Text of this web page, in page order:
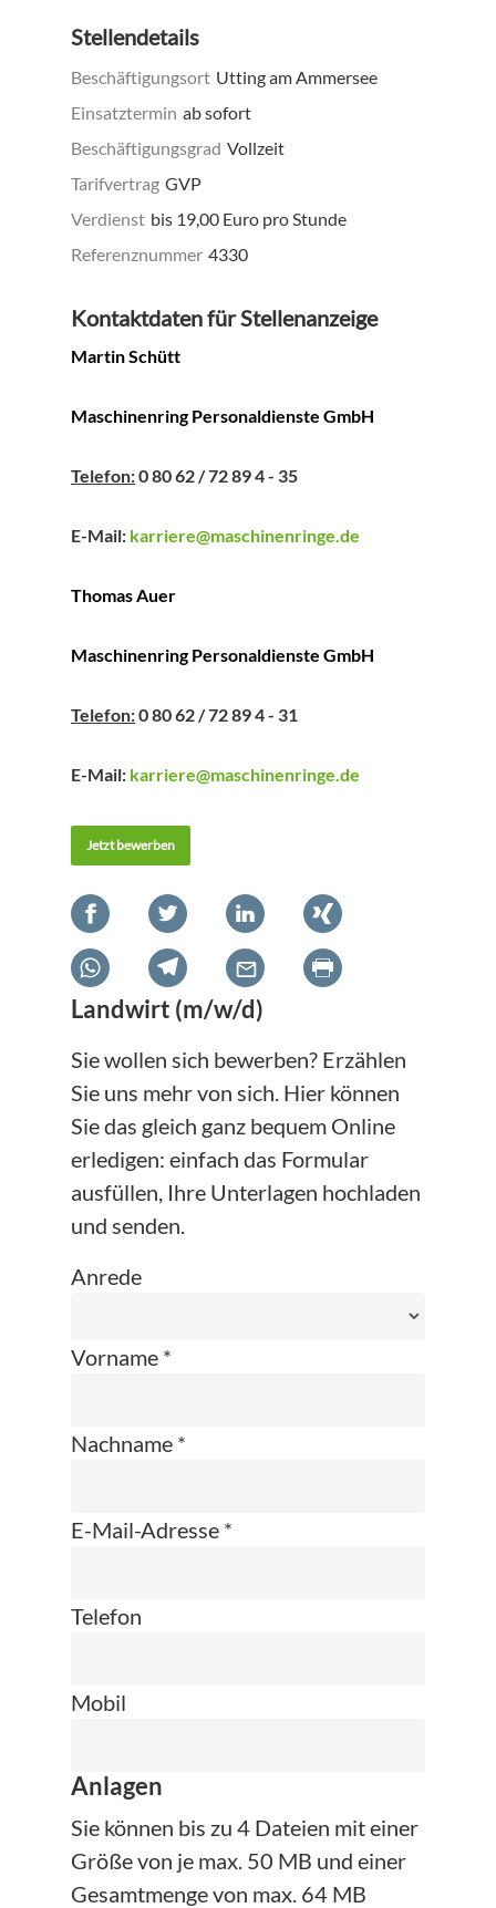
Stellendetails
Beschäftigungsort Utting am Ammersee
Einsatztermin ab sofort
Beschäftigungsgrad Vollzeit
Tarifvertrag GVP
Verdienst bis 19,00 Euro pro Stunde
Referenznummer 4330
Kontaktdaten für Stellenanzeige
Martin Schütt
Maschinenring Personaldienste GmbH
Telefon:0 80 62 / 72 89 4 - 35
E-Mail: karriere@maschinenringe.de
Thomas Auer
Maschinenring Personaldienste GmbH
Telefon:0 80 62 / 72 89 4 - 31
E-Mail: karriere@maschinenringe.de
Jetzt bewerben
Landwirt (m/w/d)
Sie wollen sich bewerben? Erzählen
Sie uns mehr von sich. Hier können
Sie das gleich ganz bequem Online
erledigen: einfach das Formular
ausfüllen, Ihre Unterlagen hochladen
und senden.
Anrede
Vorname *
Nachname *
E-Mail-Adresse *
Telefon
Mobil
Anlagen
Sie können bis zu 4 Dateien mit einer
Größe von je max. 50 MB und einer
Gesamtmenge von max. 64 MB